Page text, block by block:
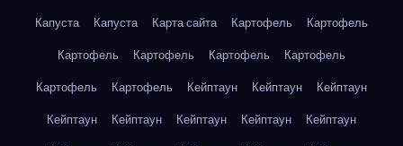
Капуста
Капуста Карта сайта Картофель
Картофель
Картофель
Картофель Картофель
Картофель
Картофель
Картофель Кейптаун Кейптаун
Кейптаун
Кейптаун
Кейптаун Кейптаун Кейптаун
Кейптаун